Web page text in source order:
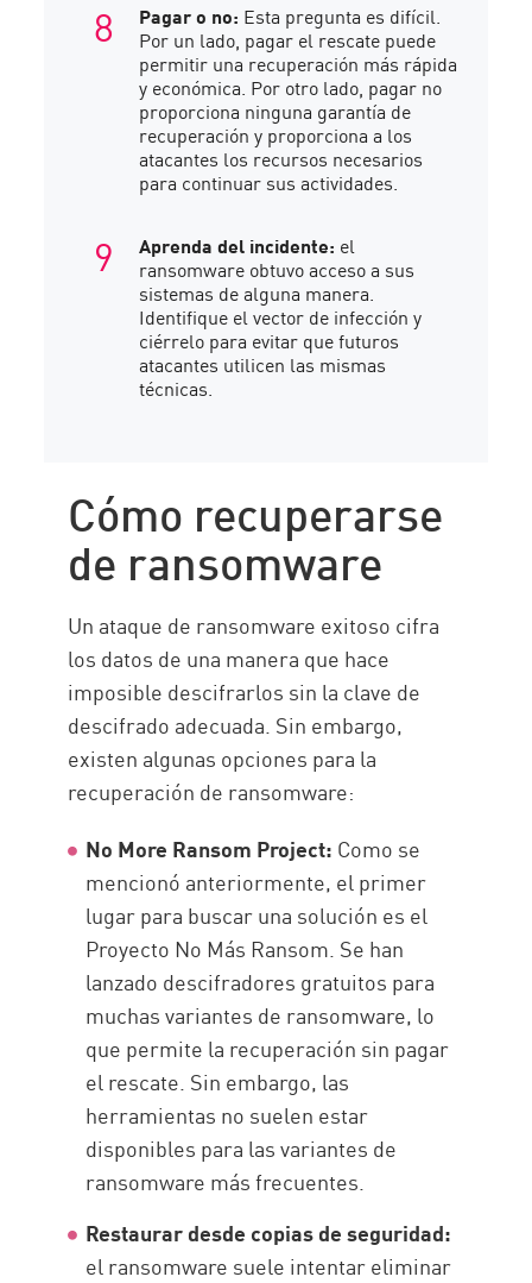
Pagar o no: Esta pregunta es difícil.
Por un lado, pagar el rescate puede
permitir una recuperación más rápida
y económica. Por otro lado, pagar no
proporciona ninguna garantía de
recuperación y proporciona a los
atacantes los recursos necesarios
para continuar sus actividades.
Aprenda del incidente: el
ransomware obtuvo acceso a sus
sistemas de alguna manera.
Identifique el vector de infección y
ciérrelo para evitar que futuros
atacantes utilicen las mismas
técnicas.
Cómo recuperarse
de ransomware
Un ataque de ransomware exitoso cifra
los datos de una manera que hace
imposible descifrarlos sin la clave de
descifrado adecuada. Sin embargo,
existen algunas opciones para la
recuperación de ransomware:
No More Ransom Project: Como se
mencionó anteriormente, el primer
lugar para buscar una solución es el
Proyecto No Más Ransom. Se han
lanzado descifradores gratuitos para
muchas variantes de ransomware, lo
que permite la recuperación sin pagar
el rescate. Sin embargo, las
herramientas no suelen estar
disponibles para las variantes de
ransomware más frecuentes.
Restaurar desde copias de seguridad:
el ransomware suele intentar eliminar